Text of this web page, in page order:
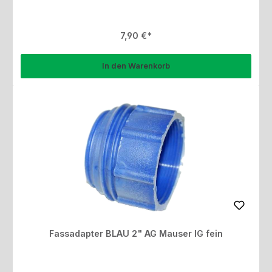
Regulärer Preis:
7,90 €
In den Warenkorb
Fassadapter BLAU 2" AG Mauser IG fein